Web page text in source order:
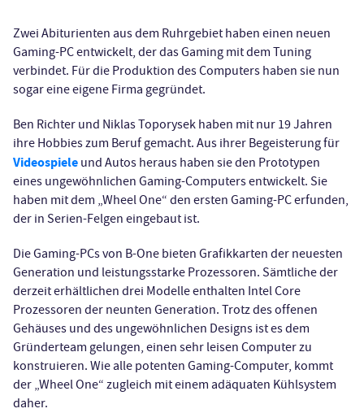
Zwei Abiturienten aus dem Ruhrgebiet haben einen neuen
Gaming-PC entwickelt, der das Gaming mit dem Tuning
verbindet. Für die Produktion des Computers haben sie nun
sogar eine eigene Firma gegründet.
Ben Richter und Niklas Toporysek haben mit nur 19 Jahren
ihre Hobbies zum Beruf gemacht. Aus ihrer Begeisterung für
Videospiele und Autos heraus haben sie den Prototypen
eines ungewöhnlichen Gaming-Computers entwickelt. Sie
haben mit dem „Wheel One“ den ersten Gaming-PC erfunden,
der in Serien-Felgen eingebaut ist.
Die Gaming-PCs von B-One bieten Grafikkarten der neuesten
Generation und leistungsstarke Prozessoren. Sämtliche der
derzeit erhältlichen drei Modelle enthalten Intel Core
Prozessoren der neunten Generation. Trotz des offenen
Gehäuses und des ungewöhnlichen Designs ist es dem
Gründerteam gelungen, einen sehr leisen Computer zu
konstruieren. Wie alle potenten Gaming-Computer, kommt
der „Wheel One“ zugleich mit einem adäquaten Kühlsystem
daher.